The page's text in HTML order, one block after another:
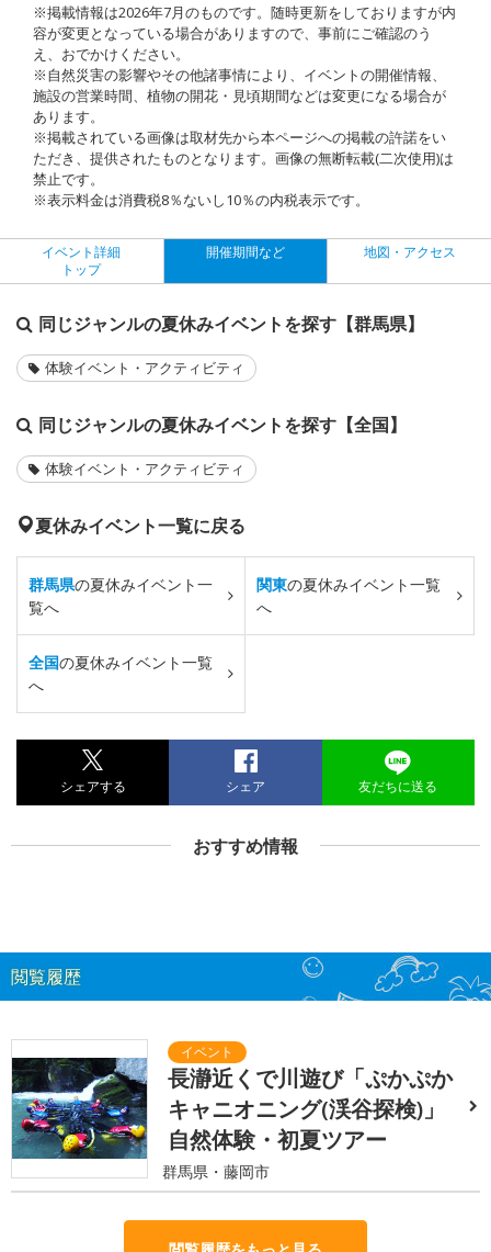
※掲載情報は2026年7月のものです。随時更新をしておりますが内
容が変更となっている場合がありますので、事前にご確認のう
え、おでかけください。
※自然災害の影響やその他諸事情により、イベントの開催情報、
施設の営業時間、植物の開花・見頃期間などは変更になる場合が
あります。
※掲載されている画像は取材先から本ページへの掲載の許諾をい
ただき、提供されたものとなります。画像の無断転載(二次使用)は
禁止です。
※表示料金は消費税8％ないし10％の内税表示です。
イベント詳細
トップ
開催期間など 地図・アクセス
同じジャンルの夏休みイベントを探す【群馬県】
体験イベント・アクティビティ
同じジャンルの夏休みイベントを探す【全国】
体験イベント・アクティビティ
夏休みイベント一覧に戻る
群馬県の夏休みイベント一
覧へ
関東の夏休みイベント一覧
へ
全国の夏休みイベント一覧
へ
シェアする シェア 友だちに送る
おすすめ情報
閲覧履歴
長瀞近くで川遊び「ぷかぷか
キャニオニング(渓谷探検)」
自然体験・初夏ツアー
群馬県・藤岡市